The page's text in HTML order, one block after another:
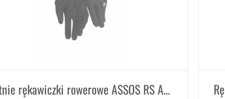
Letnie rękawiczki rowerowe ASSOS RS Aero FF